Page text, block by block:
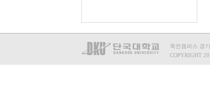
죽전캠퍼스 경
COPYRIGHT